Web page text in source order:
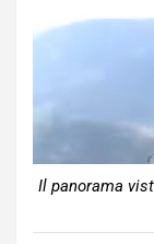
Il panorama